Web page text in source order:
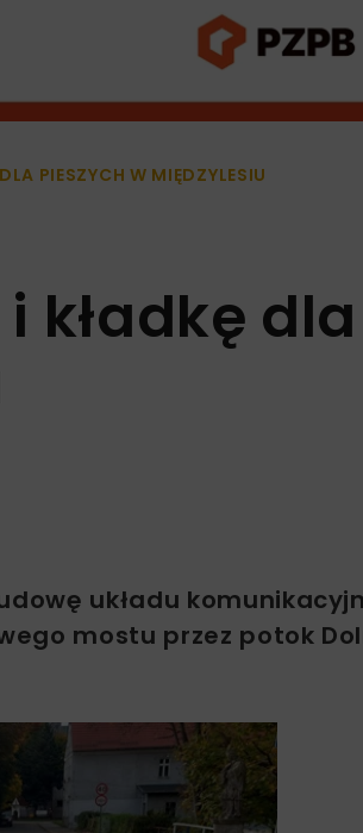
PIESZYCH W MIĘDZYLESIU
kładkę dla
układu
mostu przez potok